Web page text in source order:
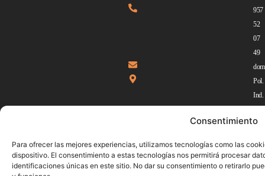
Consentimiento
Para ofrecer las mejores experiencias, utilizamos tecnologías como las
dispositivo. El consentimiento a estas tecnologías nos permitirá procesar
identificaciones únicas en este sitio. No dar su consentimiento o retirarlo
957
52
07
49
Pol.
Ind.
0,
3,